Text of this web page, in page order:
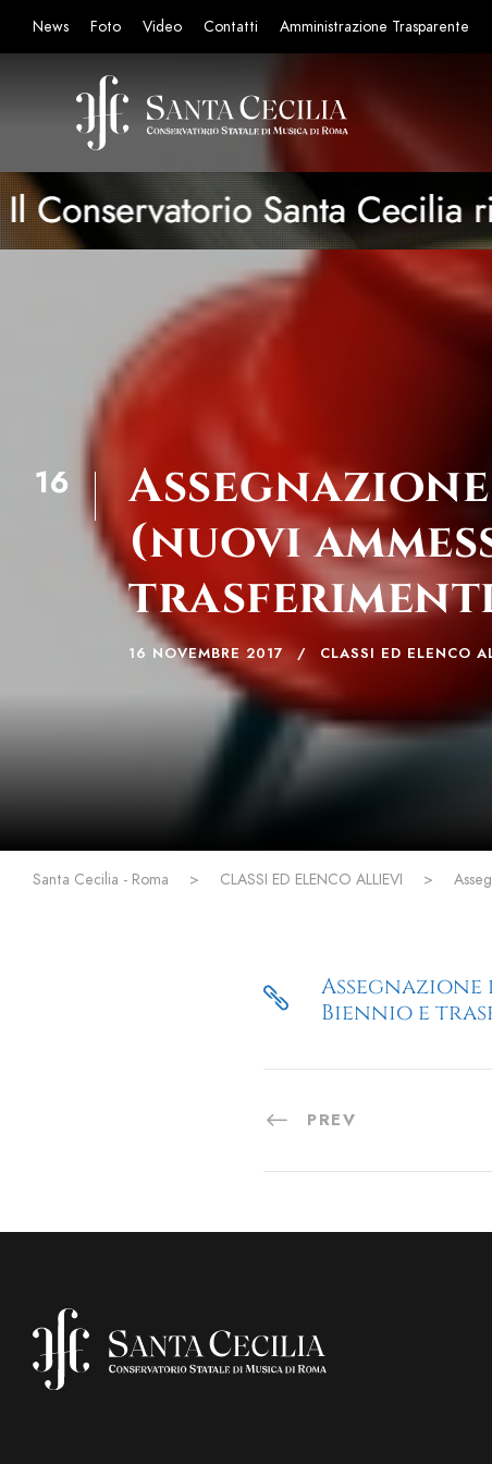
News Foto Video Contatti Amministrazione Trasparente
16
(nuovi
16 NOVEMBRE 2017 CLASSI ED ELENCO
Santa Cecilia - Roma > CLASSI ED ELENCO ALLIEVI >
Biennio e
PREV